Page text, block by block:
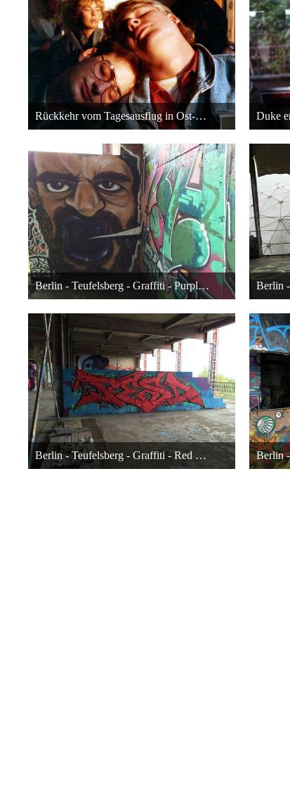
Rückkehr vom Tagesausflug in Ost-Berlin - 1988
10. April 2016 um 18:49
23
Berlin - Teufelsberg - Graffiti - Purple Mouth Man
26. November 2014 um 00:38
21
Berlin - Teufelsberg - Graffiti - Red Letters On Blue Background
26. November 2014 um 00:38